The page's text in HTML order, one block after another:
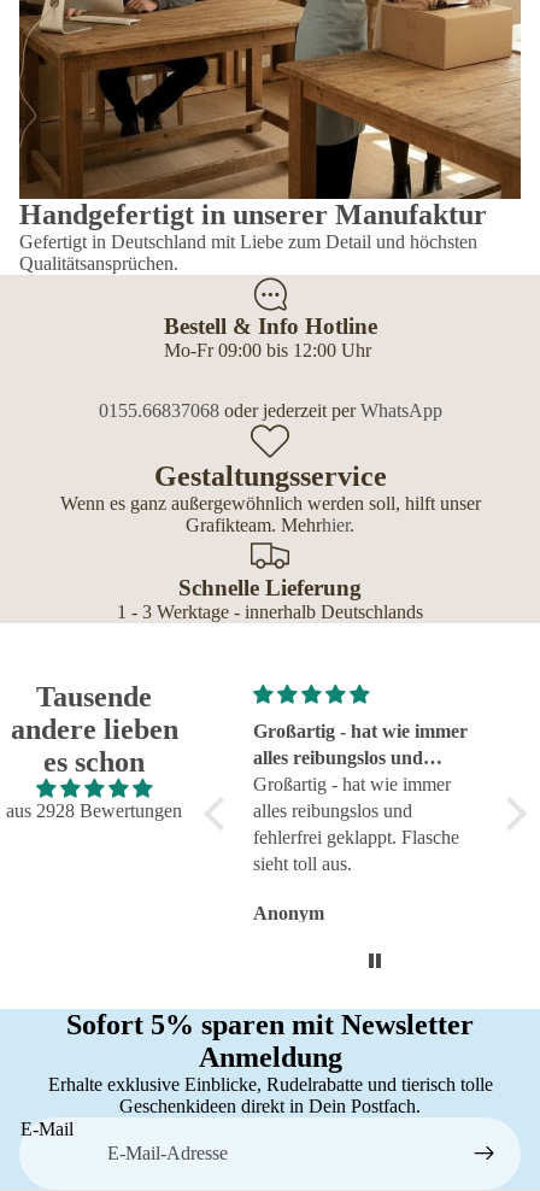
Handgefertigt in unserer Manufaktur
Gefertigt in Deutschland mit Liebe zum Detail und höchsten
Qualitätsansprüchen.
Bestell & Info Hotline
Mo-Fr 09:00 bis 12:00 Uhr
0155.66837068oder jederzeit perWhatsApp
Gestaltungsservice
Wenn es ganz außergewöhnlich werden soll, hilft unser
Grafikteam. Mehrhier.
Schnelle Lieferung
1 - 3 Werktage - innerhalb Deutschlands
Tausende
andere lieben
es schon
aus 2928 Bewertungen
Super!
Super!
Großartig - hat wie immer
alles reibungslos und
fehlerfrei geklappt
Großartig - hat wie immer
alles reibungslos und
fehlerfrei geklappt. Flasche
sieht toll aus.
Anonym
Sofort 5% sparen mit Newsletter
Anmeldung
Erhalte exklusive Einblicke, Rudelrabatte und tierisch tolle
Geschenkideen direkt in Dein Postfach.
E-Mail